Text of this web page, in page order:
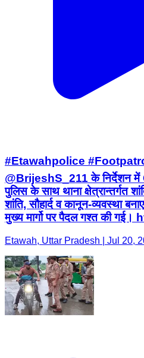
#Etawahpolice
@BrijeshS_211 के निर्देशन में
पुलिस के साथ थाना क्षेत्रान्तर्गत
शांति, सौहार्द व कानून-व्यवस्था
मुख्य मार्गो पर पैदल गश्त की
Etawah, Uttar Pradesh | Jul 20,